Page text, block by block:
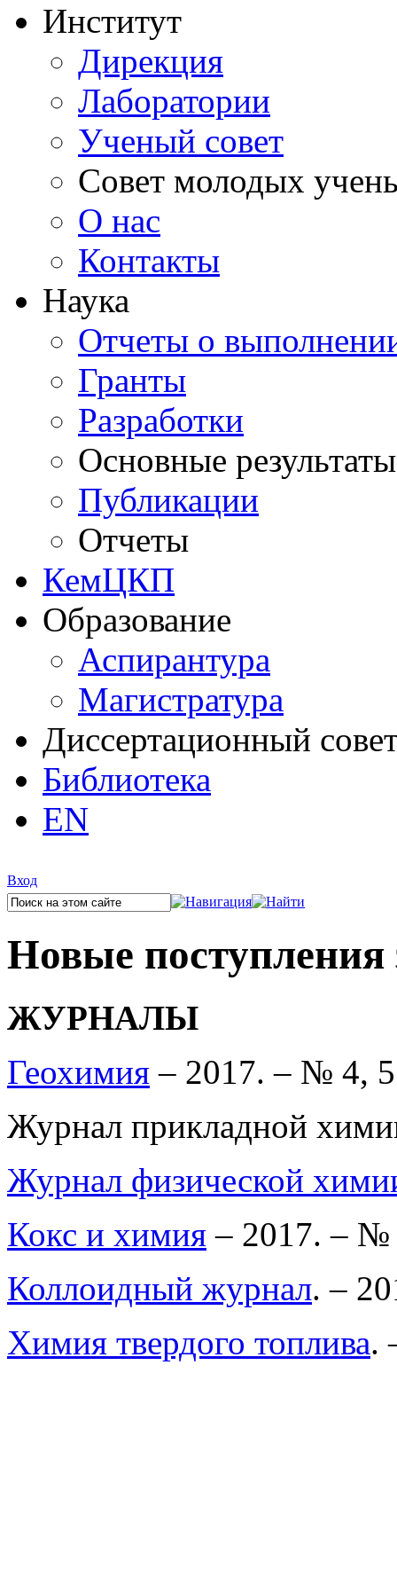
Институт
Дирекция
Лаборатории
Ученый совет
Совет молодых
О нас
Контакты
Наука
Отчеты о
Гранты
Разработки
Основные результаты
Публикации
Отчеты
КемЦКП
Образование
Аспирантура
Магистратура
Диссертационный
Библиотека
EN
Вход
Новые поступления
ЖУРНАЛЫ
Геохимия – 2017. – № 4,
Журнал прикладной
Журнал физической
Кокс и химия – 2017. – №
Коллоидный журнал. –
Химия твердого топлива.